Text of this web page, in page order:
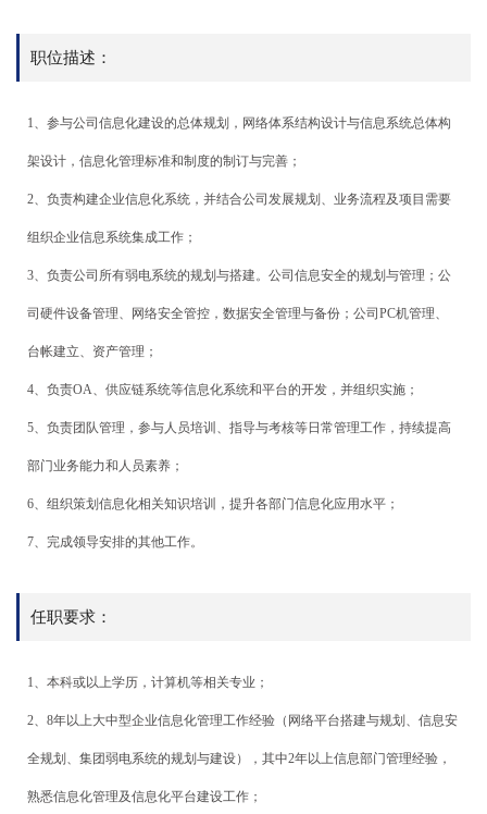
职位描述：
1、参与公司信息化建设的总体规划，网络体系结构设计与信息系统总体构
架设计，信息化管理标准和制度的制订与完善；
2、负责构建企业信息化系统，并结合公司发展规划、业务流程及项目需要
组织企业信息系统集成工作；
3、负责公司所有弱电系统的规划与搭建。公司信息安全的规划与管理；公
司硬件设备管理、网络安全管控，数据安全管理与备份；公司PC机管理、
台帐建立、资产管理；
4、负责OA、供应链系统等信息化系统和平台的开发，并组织实施；
5、负责团队管理，参与人员培训、指导与考核等日常管理工作，持续提高
部门业务能力和人员素养；
6、组织策划信息化相关知识培训，提升各部门信息化应用水平；
7、完成领导安排的其他工作。
任职要求：
1、本科或以上学历，计算机等相关专业；
2、8年以上大中型企业信息化管理工作经验（网络平台搭建与规划、信息安
全规划、集团弱电系统的规划与建设），其中2年以上信息部门管理经验，
熟悉信息化管理及信息化平台建设工作；